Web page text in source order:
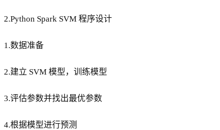
2.Python Spark SVM 程序设计
1.数据准备
2.建立 SVM 模型，训练模型
3.评估参数并找出最优参数
4.根据模型进行预测